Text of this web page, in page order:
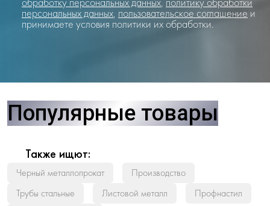
персональных данных, пользовательское соглашение и
принимаете условия политики их обработки.
Популярные товары
Также ищют:
Черный металлопрокат
Производство
Трубы стальные
Листовой металл
Профнастил